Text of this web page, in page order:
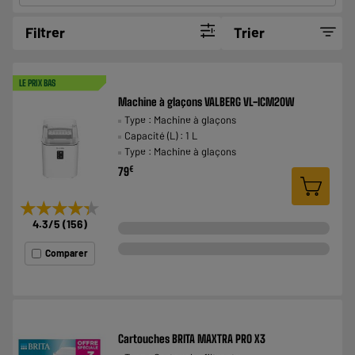
Filtrer Trier
LE PRIX BAS
★★★★★
★★★★★
4.3/5 (156)
Comparer
Machine à glaçons VALBERG VL-ICM20W
Type : Machine à glaçons
Capacité (L) : 1 L
Type : Machine à glaçons
79€
Cartouches BRITA MAXTRA PRO X3